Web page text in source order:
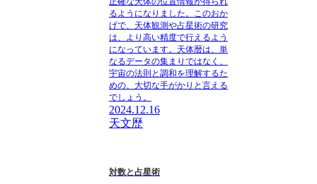
るようになりました。このおか
げで、天体観測や占星術の研究
は、より高い精度で行えるよう
になっています。天体暦は、単
なるデータの集まりではなく、
宇宙の法則と調和を理解するた
めの、大切な手がかりと言える
でしょう。
2024.12.16
天文歴
対数と占星術